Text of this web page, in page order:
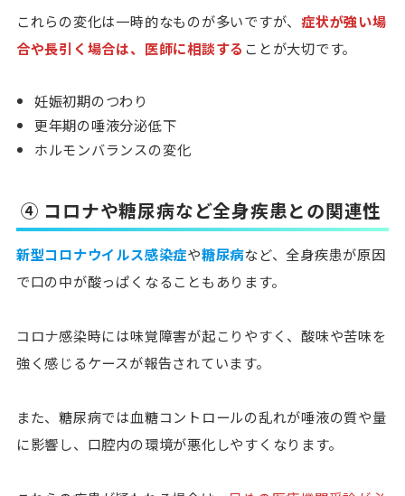
これらの変化は一時的なものが多いですが、症状が強い場
合や長引く場合は、医師に相談する ことが大切です。
妊娠初期のつわり
更年期の唾液分泌低下
ホルモンバランスの変化
④ コロナや糖尿病など全身疾患との関連性
新型コロナウイルス感染症や糖尿病など、全身疾患が原因
で口の中が酸っぱくなることもあります。
コロナ感染時には味覚障害が起こりやすく、酸味や苦味を
強く感じるケースが報告されています。
また、糖尿病では血糖コントロールの乱れが唾液の質や量
に影響し、口腔内の環境が悪化しやすくなります。